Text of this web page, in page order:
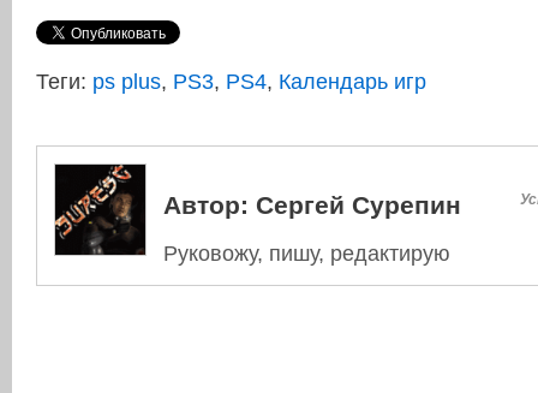
Теги: ps plus, PS3, PS4, Календарь игр
Автор: Сергей Сурепин
Руковожу, пишу, редактирую